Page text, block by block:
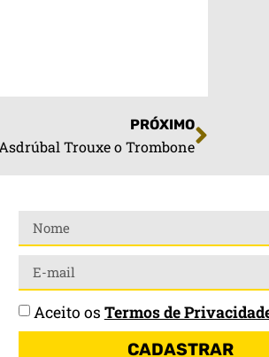
PRÓXIMO
Asdrúbal Trouxe o Trombone
Aceito os Termos de
CADASTRAR